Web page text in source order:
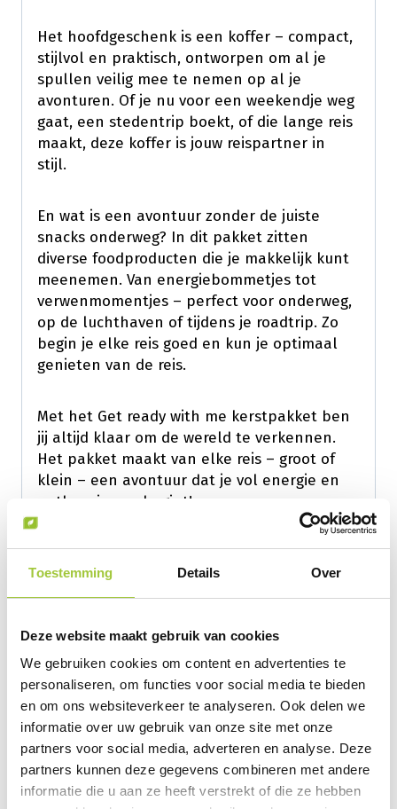
Toestemming Details Over
Deze website maakt gebruik van cookies
We gebruiken cookies om content en advertenties te
personaliseren, om functies voor social media te bieden
en om ons websiteverkeer te analyseren. Ook delen we
informatie over uw gebruik van onze site met onze
partners voor social media, adverteren en analyse. Deze
partners kunnen deze gegevens combineren met andere
informatie die u aan ze heeft verstrekt of die ze hebben
Het hoofdgeschenk is een koffer – compact,
stijlvol en praktisch, ontworpen om al je
spullen veilig mee te nemen op al je
avonturen. Of je nu voor een weekendje weg
gaat, een stedentrip boekt, of die lange reis
maakt, deze koffer is jouw reispartner in
stijl.
En wat is een avontuur zonder de juiste
snacks onderweg? In dit pakket zitten
diverse foodproducten die je makkelijk kunt
meenemen. Van energiebommetjes tot
verwenmomentjes – perfect voor onderweg,
op de luchthaven of tijdens je roadtrip. Zo
begin je elke reis goed en kun je optimaal
genieten van de reis.
Met het Get ready with me kerstpakket ben
jij altijd klaar om de wereld te verkennen.
Het pakket maakt van elke reis – groot of
klein – een avontuur dat je vol energie en
enthousiasme begint!
Heb je een vraag over dit kerstpakket of wil
je graag een prijsopgave ontvangen? Neem
dan vrijblijvend contact met ons op. Dit kan
gebruik hiervoor het aanvraagformulier en
wij nemen contact met je op! Geïnteresseerd
in een ander pakket? Bekijk hier alonze
kerstpakketten.
Andere suggesties…